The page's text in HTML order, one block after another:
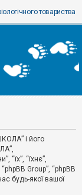
товариства
і його
“їх”, “їхнє”,
Group”, “phpBB
будь-якої вашої